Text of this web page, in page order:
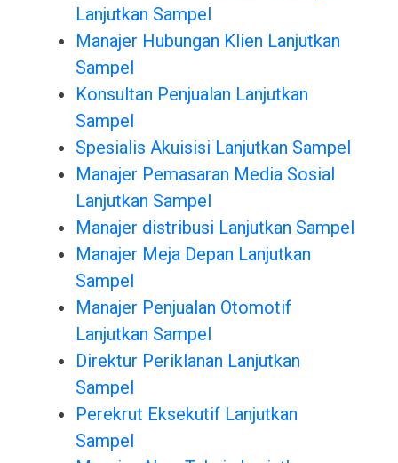
Lanjutkan Sampel
Manajer Hubungan Klien Lanjutkan
Sampel
Konsultan Penjualan Lanjutkan
Sampel
Spesialis Akuisisi Lanjutkan Sampel
Manajer Pemasaran Media Sosial
Lanjutkan Sampel
Manajer distribusi Lanjutkan Sampel
Manajer Meja Depan Lanjutkan
Sampel
Manajer Penjualan Otomotif
Lanjutkan Sampel
Direktur Periklanan Lanjutkan
Sampel
Perekrut Eksekutif Lanjutkan
Sampel